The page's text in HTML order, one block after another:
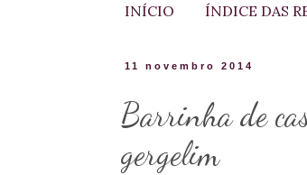
INÍCIO ÍNDICE DAS
11 novembro 2014
Barrinha de
gergelim